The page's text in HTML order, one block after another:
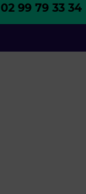
02 99 79 33 34